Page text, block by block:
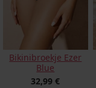
Bikinibroekje Ezer
Blue
32,99 €